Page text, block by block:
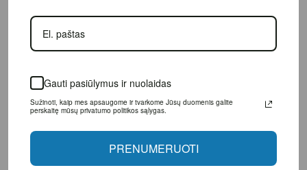
Gauti pasiūlymus ir nuolaidas
Sužinoti, kaip mes apsaugome ir tvarkome Jūsų duomenis galite perskaitę
mūsų privatumo politikos sąlygas.
PRENUMERUOTI